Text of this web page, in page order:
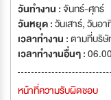
วันทำงาน :จันทร์-ศุกร์
วันหยุด :วันเสาร์,วันอ
เวลาทำงาน :ตามที่บริ
เวลาทำงานอื่นๆ :
หน้าที่ความรับผิดชอบ